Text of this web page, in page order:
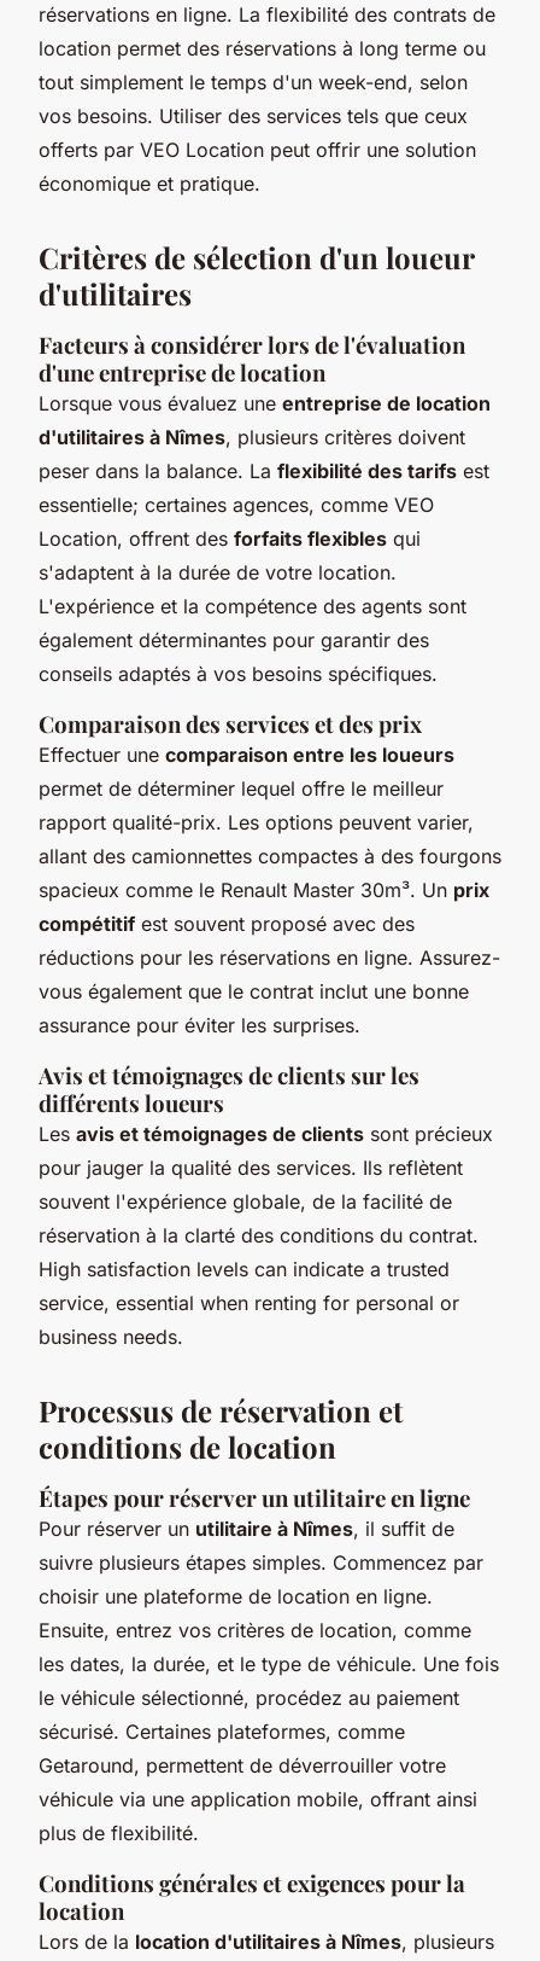
réservations en ligne. La flexibilité des contrats de
location permet des réservations à long terme ou
tout simplement le temps d'un week-end, selon
vos besoins. Utiliser des services tels que ceux
offerts par VEO Location peut offrir une solution
économique et pratique.
Critères de sélection d'un loueur
d'utilitaires
Facteurs à considérer lors de l'évaluation
d'une entreprise de location
Lorsque vous évaluez une entreprise de location
d'utilitaires à Nîmes, plusieurs critères doivent
peser dans la balance. La flexibilité des tarifs est
essentielle; certaines agences, comme VEO
Location, offrent des forfaits flexibles qui
s'adaptent à la durée de votre location.
L'expérience et la compétence des agents sont
également déterminantes pour garantir des
conseils adaptés à vos besoins spécifiques.
Comparaison des services et des prix
Effectuer une comparaison entre les loueurs
permet de déterminer lequel offre le meilleur
rapport qualité-prix. Les options peuvent varier,
allant des camionnettes compactes à des fourgons
spacieux comme le Renault Master 30m³. Un prix
compétitif est souvent proposé avec des
réductions pour les réservations en ligne. Assurez-
vous également que le contrat inclut une bonne
assurance pour éviter les surprises.
Avis et témoignages de clients sur les
différents loueurs
Les avis et témoignages de clients sont précieux
pour jauger la qualité des services. Ils reflètent
souvent l'expérience globale, de la facilité de
réservation à la clarté des conditions du contrat.
High satisfaction levels can indicate a trusted
service, essential when renting for personal or
business needs.
Processus de réservation et
conditions de location
Étapes pour réserver un utilitaire en ligne
Pour réserver un utilitaire à Nîmes, il suffit de
suivre plusieurs étapes simples. Commencez par
choisir une plateforme de location en ligne.
Ensuite, entrez vos critères de location, comme
les dates, la durée, et le type de véhicule. Une fois
le véhicule sélectionné, procédez au paiement
sécurisé. Certaines plateformes, comme
Getaround, permettent de déverrouiller votre
véhicule via une application mobile, offrant ainsi
plus de flexibilité.
Conditions générales et exigences pour la
location
Lors de la location d'utilitaires à Nîmes, plusieurs